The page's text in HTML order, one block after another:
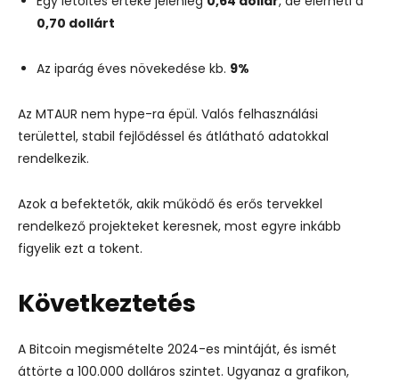
0,70 dollárt
Az iparág éves növekedése kb. 9%
Az MTAUR nem hype-ra épül. Valós felhasználási
területtel, stabil fejlődéssel és átlátható adatokkal
rendelkezik.
Azok a befektetők, akik működő és erős tervekkel
rendelkező projekteket keresnek, most egyre inkább
figyelik ezt a tokent.
Következtetés
A Bitcoin megismételte 2024-es mintáját, és ismét
áttörte a 100.000 dolláros szintet. Ugyanaz a grafikon,